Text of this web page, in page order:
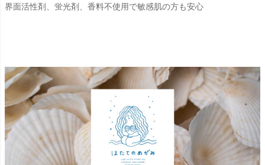
界面活性剤、蛍光剤、香料不使用で敏感肌の方も安心